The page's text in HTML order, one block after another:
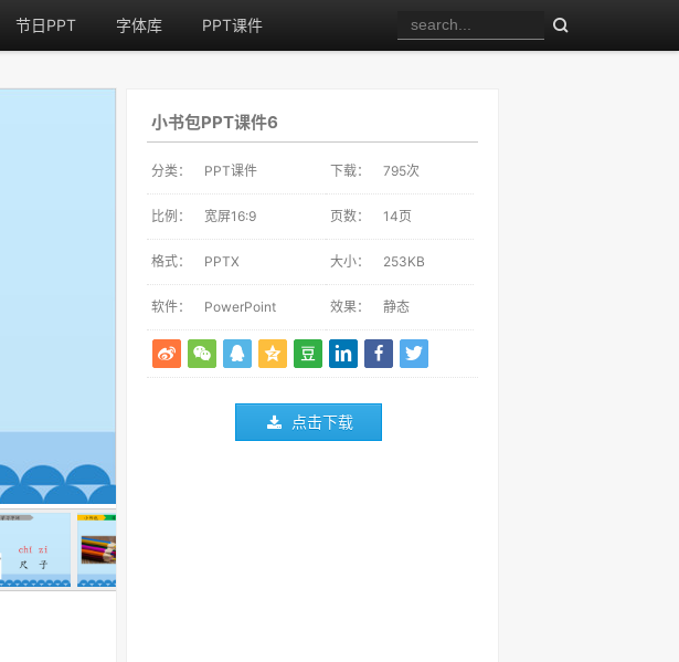
节日PPT 字体库 PPT课件
小书包PPT课件6
分类： PPT课件 下载： 795次
比例： 宽屏16:9 页数： 14页
格式： PPTX 大小： 253KB
软件： PowerPoint 效果： 静态
点击下载